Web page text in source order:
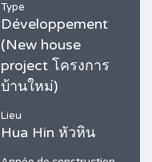
Type
Développement
(New house
project โครงการ
บ้านใหม่)
Lieu
Hua Hin หัวหิน